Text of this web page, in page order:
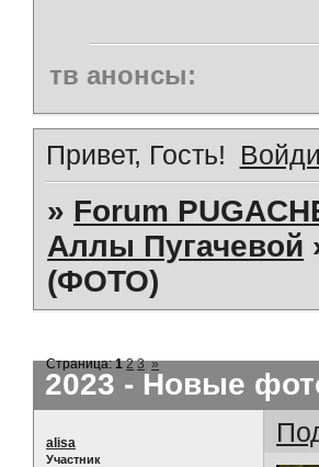
тв анонсы:
Привет, Гость!
» Forum
Аллы Пугачевой
(ФОТО)
2023 - Новые
Страница:1 2 3 »
alisa
Участник